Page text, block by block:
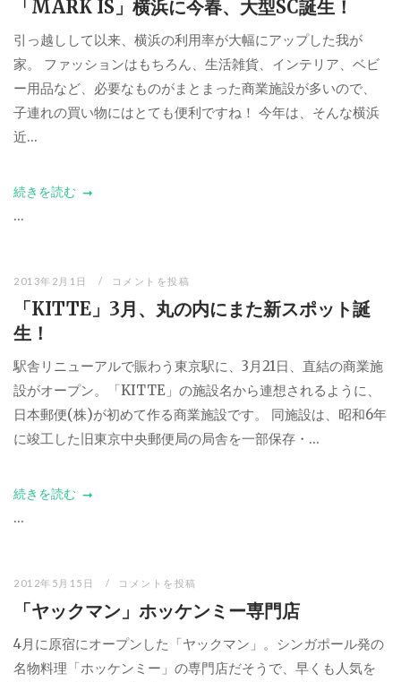
「MARK IS」横浜に今春、大型SC誕生！
引っ越しして以来、横浜の利用率が大幅にアップした我が
家。 ファッションはもちろん、生活雑貨、インテリア、ベビ
ー用品など、必要なものがまとまった商業施設が多いので、
子連れの買い物にはとても便利ですね！ 今年は、そんな横浜
近...
続きを読む
...
2013年2月1日 コメントを投稿
「KITTE」3月、丸の内にまた新スポット誕
生！
駅舎リニューアルで賑わう東京駅に、3月21日、直結の商業施
設がオープン。「KITTE」の施設名から連想されるように、
日本郵便(株)が初めて作る商業施設です。 同施設は、昭和6年
に竣工した旧東京中央郵便局の局舎を一部保存・...
続きを読む
...
2012年5月15日 コメントを投稿
「ヤックマン」ホッケンミー専門店
4月に原宿にオープンした「ヤックマン」。シンガポール発の
名物料理「ホッケンミー」の専門店だそうで、早くも人気を